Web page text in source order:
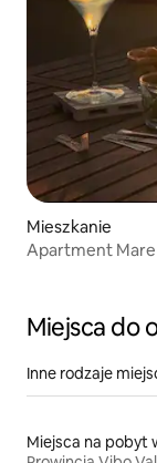
Mieszkanie
Apartment Mare
Miejsca do
Inne rodzaje
Miejsca na pobyt